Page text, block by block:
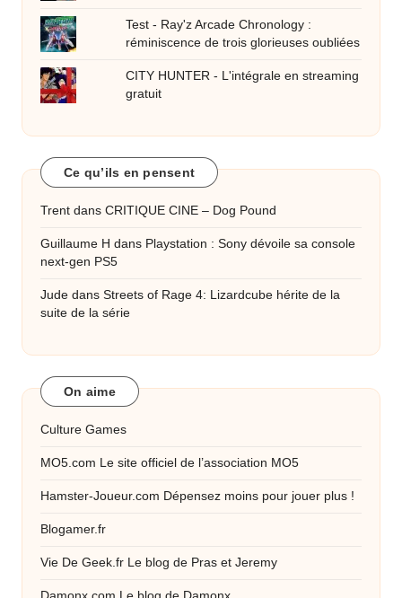
Test - Ray'z Arcade Chronology :
réminiscence de trois glorieuses oubliées
CITY HUNTER - L'intégrale en streaming
gratuit
Ce qu’ils en pensent
Trent dans CRITIQUE CINE – Dog Pound
Guillaume H dans Playstation : Sony dévoile sa console
next-gen PS5
Jude dans Streets of Rage 4: Lizardcube hérite de la
suite de la série
On aime
Culture Games
MO5.com Le site officiel de l’association MO5
Hamster-Joueur.com Dépensez moins pour jouer plus !
Blogamer.fr
Vie De Geek.fr Le blog de Pras et Jeremy